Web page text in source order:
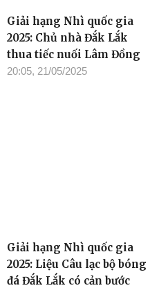
Giải hạng Nhì quốc gia
2025: Chủ nhà Đắk Lắk
thua tiếc nuối Lâm Đồng
20:05, 21/05/2025
Giải hạng Nhì quốc gia
2025: Liệu Câu lạc bộ bóng
đá Đắk Lắk có cản bước